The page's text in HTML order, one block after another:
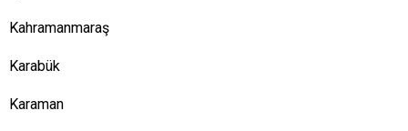
Kahramanmaraş
Karabük
Karaman